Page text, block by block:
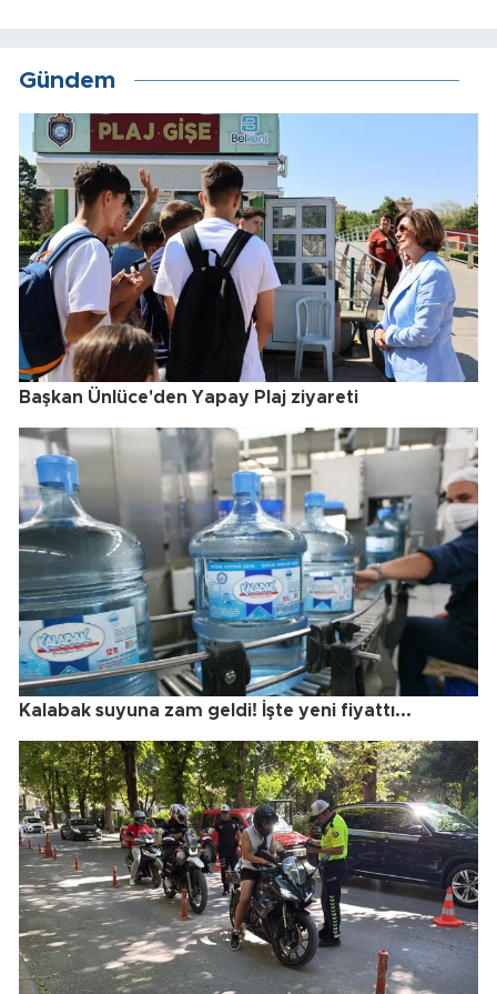
Gündem
Başkan Ünlüce'den Yapay Plaj ziyareti
Kalabak suyuna zam geldi! İşte yeni fiyattı...